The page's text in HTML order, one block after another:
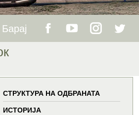
Барај
СТРУКТУРА НА ОДБРАНАТА
ИСТОРИЈА